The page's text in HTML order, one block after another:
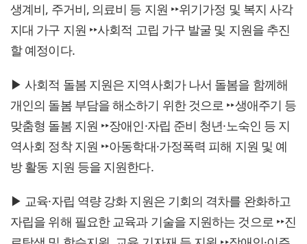
생계비, 주거비, 의료비 등 지원 ‣‣위기가정 및 복지 사각
지대 가구 지원 ‣‣사회적 고립 가구 발굴 및 지원을 추진
할 예정이다.
▶ 사회적 돌봄 지원은 지역사회가 나서 돌봄을 함께해
개인의 돌봄 부담을 해소하기 위한 것으로 ‣‣생애주기 등
맞춤형 돌봄 지원 ‣‣장애인·자립 준비 청년·노숙인 등 지
역사회 정착 지원 ‣‣아동학대·가정폭력 피해 지원 및 예
방 활동 지원 등을 지원한다.
▶ 교육·자립 역량 강화 지원은 기회의 격차를 완화하고
자립을 위해 필요한 교육과 기술을 지원하는 것으로 ‣‣진